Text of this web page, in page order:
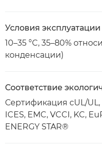
Условия эксплуатации
10–35 °C, 35–80%
конденсации)
Соответствие
Сертификация cUL/UL,
ICES, EMC, VCCI, KC,
ENERGY STAR®